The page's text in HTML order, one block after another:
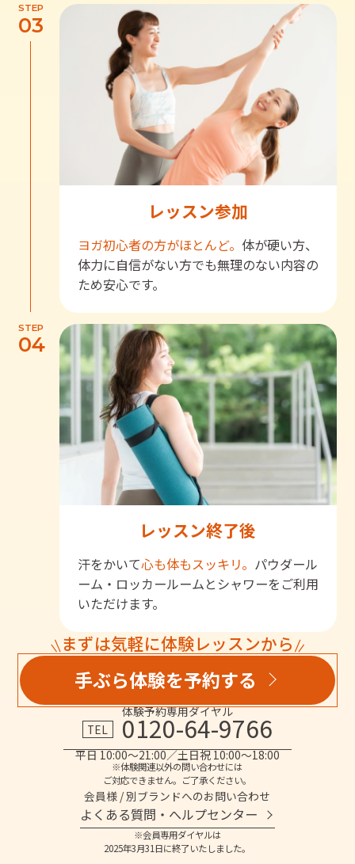
STEP
03
レッスン参加
ヨガ初心者の方がほとんど。 体が硬い方、
体力に自信がない方でも無理のない内容の
ため安心です。
STEP
04
レッスン終了後
汗をかいて心も体もスッキリ。 パウダール
ーム・ロッカールームとシャワーをご利用
いただけます。
まずは気軽に体験レッスンから
手ぶら体験を予約する
体験予約専用ダイヤル
TEL
0120-64-9766
平日 10:00～21:00／土日祝 10:00～18:00
※体験関連以外の問い合わせには
ご対応できません。ご了承ください。
会員様 / 別ブランドへのお問い合わせ
よくある質問・へルプセンター
※会員専用ダイヤルは
2025年3月31日に終了いたしました。